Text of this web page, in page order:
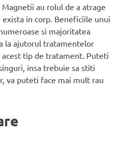
au rolul de a atrage
in corp. Beneficiile unui
si majoritatea
la ajutorul tratamentelor
tip de tratament. Puteti
insa trebuie sa stiti
va puteti face mai mult rau